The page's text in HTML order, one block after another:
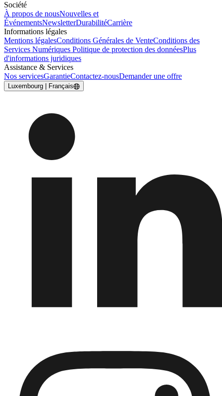
Société
À propos de nousNouvelles et
ÉvénementsNewsletterDurabilitéCarrière
Informations légales
Mentions légalesConditions Générales de VenteConditions des
Services Numériques Politique de protection des donnéesPlus
d'informations juridiques
Assistance & Services
Nos servicesGarantieContactez-nousDemander une offre
Luxembourg | Français